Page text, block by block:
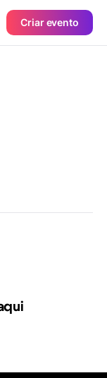
Criar evento